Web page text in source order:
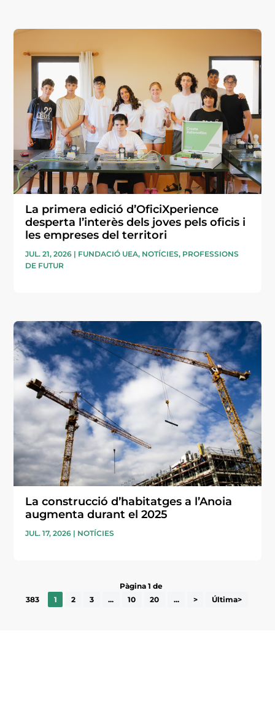
La primera edició d’OficiXperience
desperta l’interès dels joves pels oficis i
les empreses del territori
JUL. 21, 2026 | FUNDACIÓ UEA, NOTÍCIES, PROFESSIONS
DE FUTUR
La construcció d’habitatges a l’Anoia
augmenta durant el 2025
JUL. 17, 2026 | NOTÍCIES
Pàgina 1 de
383
1 2 3 ... 10 20 ... > Última>